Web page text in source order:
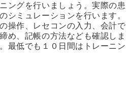
ングを行いましょう。実際の患
シミュレーションを行います。
操作、レセコンの入力、会計で
め、記帳の方法なども確認しま
最低でも１０日間はトレーニン